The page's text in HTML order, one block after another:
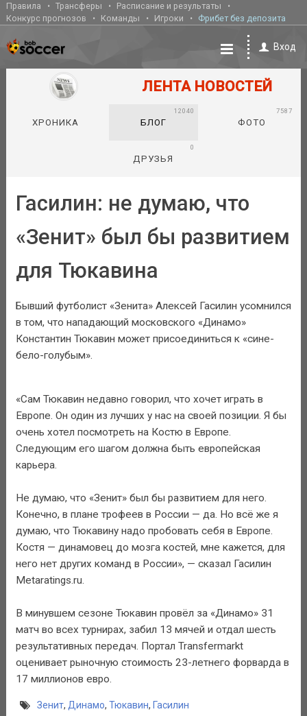
Правила Трансферы
Расписание и результаты
Конкурс прогнозов
Команды Игроки Фрибет без депозита
Вход
ЛЕНТА НОВОСТЕЙ
ХРОНИКА БЛОГ
12040
ФОТО
7587
ДРУЗЬЯ
0
Гасилин: не думаю, что
«Зенит» был бы развитием
для Тюкавина
Бывший футболист «Зенита» Алексей Гасилин усомнился
в том, что нападающий московского «Динамо»
Константин Тюкавин может присоединиться к «сине-
бело-голубым».
«Сам Тюкавин недавно говорил, что хочет играть в
Европе. Он один из лучших у нас на своей позиции. Я бы
очень хотел посмотреть на Костю в Европе.
Следующим его шагом должна быть европейская
карьера.
Не думаю, что «Зенит» был бы развитием для него.
Конечно, в плане трофеев в России — да. Но всё же я
думаю, что Тюкавину надо пробовать себя в Европе.
Костя — динамовец до мозга костей, мне кажется, для
него нет других команд в России», — сказал Гасилин
Metaratings.ru.
В минувшем сезоне Тюкавин провёл за «Динамо» 31
матч во всех турнирах, забил 13 мячей и отдал шесть
результативных передач. Портал Transfermarkt
оценивает рыночную стоимость 23-летнего форварда в
17 миллионов евро.
Зенит, Динамо, Тюкавин, Гасилин